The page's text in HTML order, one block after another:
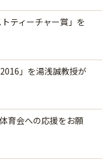
ティーチャー賞」を
」を湯浅誠教授が
育会への応援をお願